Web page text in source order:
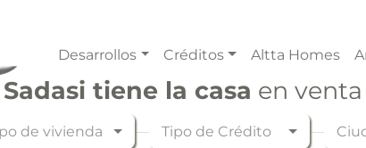
Desarrollos Créditos Altta Homes
Sadasi tiene la casa en
de vivienda Tipo de Crédito